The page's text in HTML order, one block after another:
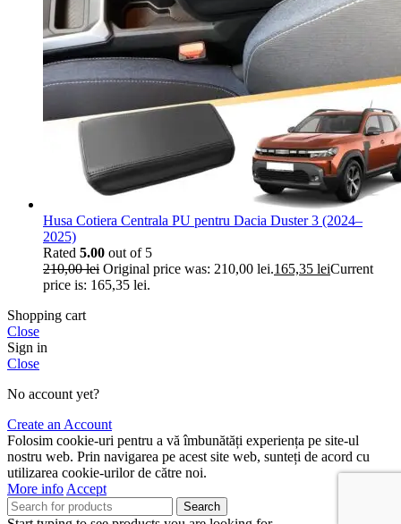
Husa Cotiera Centrala PU pentru Dacia Duster 3 (2024–
2025)
Rated 5.00 out of 5
210,00lei Original price was: 210,00 lei.165,35 leiCurrent
price is: 165,35 lei.
Shopping cart
Close
Sign in
Close
No account yet?
Create an Account
Folosim cookie-uri pentru a vă îmbunătăți experiența pe site-ul
nostru web. Prin navigarea pe acest site web, sunteți de acord cu
utilizarea cookie-urilor de către noi.
More info Accept
Search